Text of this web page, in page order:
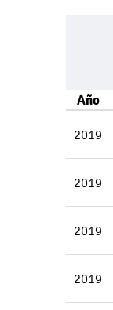
Año
2019
2019
2019
2019